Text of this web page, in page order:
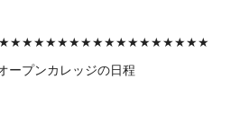
ープンカレッジの日程